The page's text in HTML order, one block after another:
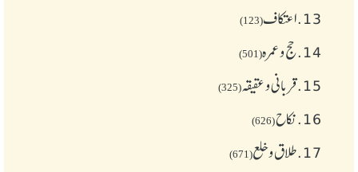
13. اعتکاف(123)
14. حج و عمرہ(501)
15. قربانی و عقیقہ(325)
16. نکاح(626)
17. طلاق و خلع(671)